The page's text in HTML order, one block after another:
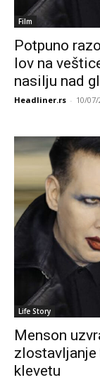
Film
Potpuno
lov na
nasilju nad
Headliner.rs - 10/
Life Story
Menson
zlostavljanje
klevetu